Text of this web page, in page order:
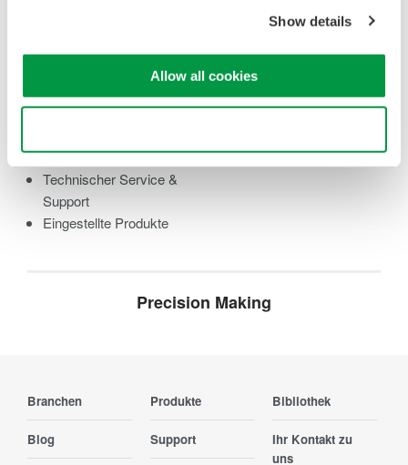
Show details
Allow all cookies
Latest Software Drivers
FAQ
Produktregistrierung
Technischer Service &
Support
Eingestellte Produkte
Precision Making
Branchen Produkte Bibliothek
Blog Support
Ihr Kontakt zu
uns